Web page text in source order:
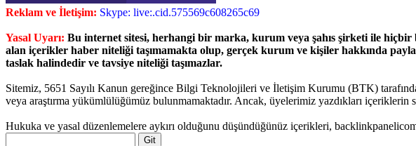
Reklam ve İletişim: Skype: live:.cid.575569c608265c69
Yasal Uyarı: Bu internet sitesi, herhangi bir marka, kurum veya şahıs şirketi ile hiçbir
alan içerikler haber niteliği taşımamakta olup, gerçek kurum ve kişiler hakkında
taslak halindedir ve tavsiye niteliği taşımazlar.
Sitemiz, 5651 Sayılı Kanun gereğince Bilgi Teknolojileri ve İletişim Kurumu (BTK)
veya araştırma yükümlülüğümüz bulunmamaktadır. Ancak, üyelerimiz yazdıkları
Hukuka ve yasal düzenlemelere aykırı olduğunu düşündüğünüz içerikleri,